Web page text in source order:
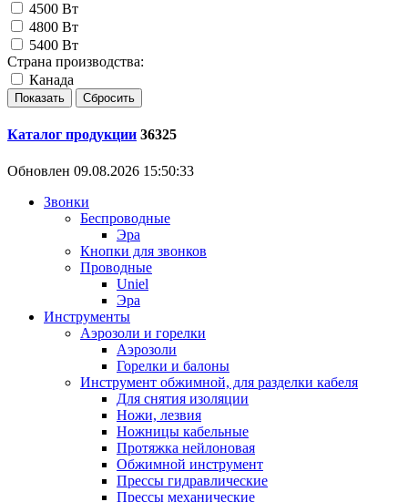
4500 Вт
4800 Вт
5400 Вт
Страна производства:
Канада
Каталог продукции 36325
Обновлен 09.08.2026 15:50:33
Звонки
Беспроводные
Эра
Кнопки для звонков
Проводные
Uniel
Эра
Инструменты
Аэрозоли и горелки
Аэрозоли
Горелки и балоны
Инструмент обжимной, для разделки кабеля
Для снятия изоляции
Ножи, лезвия
Ножницы кабельные
Протяжка нейлоновая
Обжимной инструмент
Прессы гидравлические
Прессы механические